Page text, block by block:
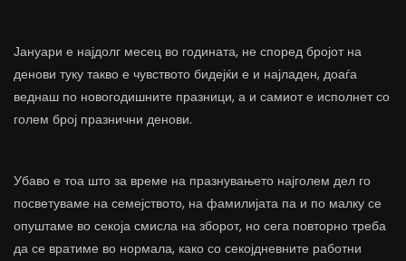
Јануари е најдолг месец во годината, не според бројот на
денови туку такво е чувството бидејќи е и најладен, доаѓа
веднаш по новогодишните празници, а и самиот е исполнет со
голем број празнични денови.
Убаво е тоа што за време на празнувањето најголем дел го
посветуваме на семејството, на фамилијата па и по малку се
опуштаме во секоја смисла на зборот, но сега повторно треба
да се вратиме во нормала, како со секојдневните работни